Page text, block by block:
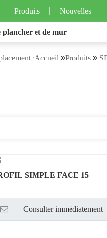
Produits Nouvelles
plancher et de mur
:Accueil Produits
SIMPLE FACE 15
Consulter immédiatement